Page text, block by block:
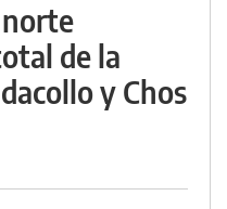
de la
y Chos